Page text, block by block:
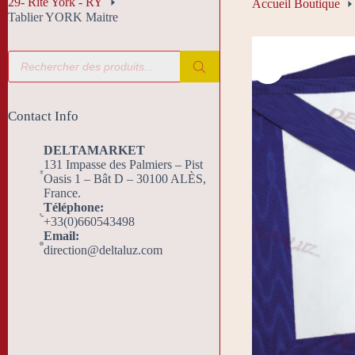
Accueil Boutique
Tablier YORK Maitre
Recherche
produits
Contact Info
DELTAMARKET
131 Impasse des Palmiers – Pist
Oasis 1 – Bât D – 30100 ALÈS,
France.
Téléphone:
+33(0)660543498
Email:
direction@deltaluz.com